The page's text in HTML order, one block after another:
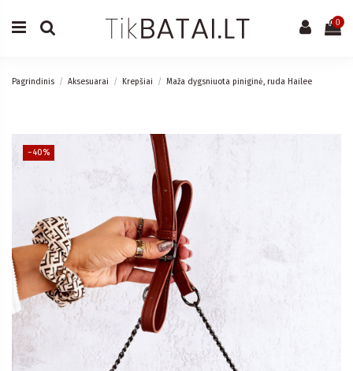
0
Pagrindinis Aksesuarai Krepšiai Maža dygsniuota piniginė, ruda Hailee
−40%